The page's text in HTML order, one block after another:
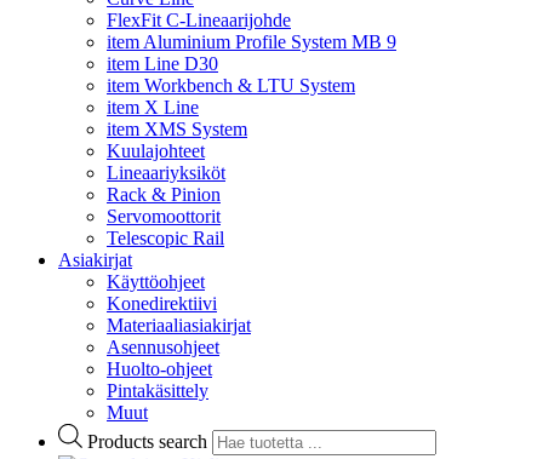
FlexFit C-Lineaarijohde
item Aluminium Profile System MB 9
item Line D30
item Workbench & LTU System
item X Line
item XMS System
Kuulajohteet
Lineaariyksiköt
Rack & Pinion
Servomoottorit
Telescopic Rail
Asiakirjat
Käyttöohjeet
Konedirektiivi
Materiaaliasiakirjat
Asennusohjeet
Huolto-ohjeet
Pintakäsittely
Muut
Products search